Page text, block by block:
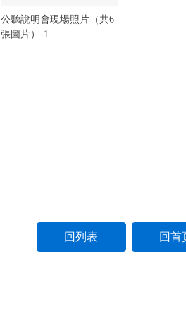
公聽說明會現場照片（共6
張圖片）-1
回列表 回首